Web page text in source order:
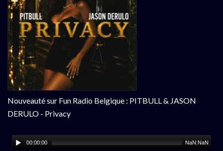
Nouveauté sur Fun Radio Belgique : PITBULL & JASON
DERULO - Privacy
00:00:00 NaN:NaN